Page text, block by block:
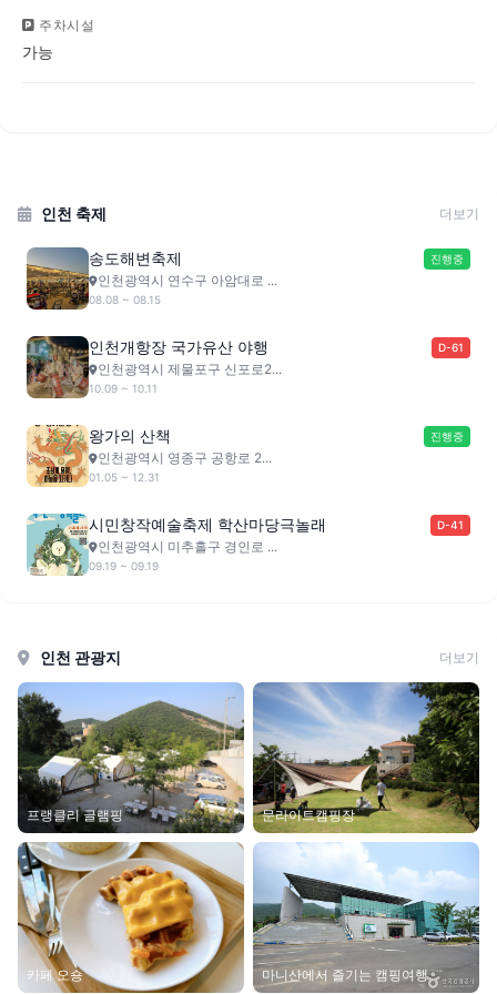
주차시설
가능
인천 축제 더보기
송도해변축제 진행중
인천광역시 연수구 아암대로 ...
08.08 ~ 08.15
인천개항장 국가유산 야행 D-61
인천광역시 제물포구 신포로2...
10.09 ~ 10.11
왕가의 산책 진행중
인천광역시 영종구 공항로 2...
01.05 ~ 12.31
시민창작예술축제 학산마당극놀래 D-41
인천광역시 미추홀구 경인로 ...
09.19 ~ 09.19
인천 관광지 더보기
프랭클리 글램핑 문라이트캠핑장
카페 오숑 마니산에서 즐기는 캠핑여행